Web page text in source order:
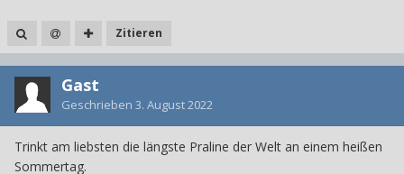
Zitieren
Gast
Geschrieben 3. August 2022
Trinkt am liebsten die längste Praline der Welt an einem heißen
Sommertag.